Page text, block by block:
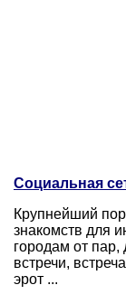
Социальная
Крупнейший
знакомств для
городам от
встречи,
эрот ...